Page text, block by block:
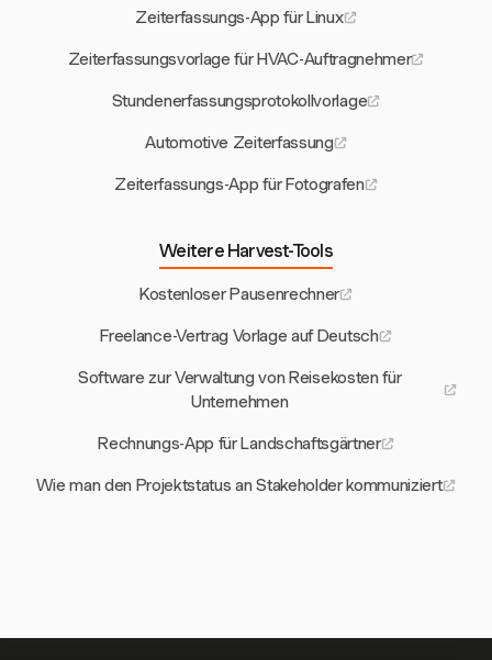
Zeiterfassungs-App für Linux
Zeiterfassungsvorlage für HVAC-Auftragnehmer
Stundenerfassungsprotokollvorlage
Automotive Zeiterfassung
Zeiterfassungs-App für Fotografen
Weitere Harvest-Tools
Kostenloser Pausenrechner
Freelance-Vertrag Vorlage auf Deutsch
Software zur Verwaltung von Reisekosten für
Unternehmen
Rechnungs-App für Landschaftsgärtner
Wie man den Projektstatus an Stakeholder kommuniziert